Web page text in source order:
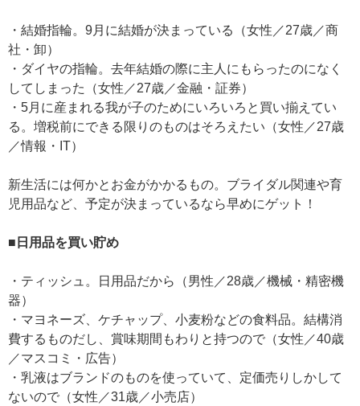
・結婚指輪。9月に結婚が決まっている（女性／27歳／商
社・卸）
・ダイヤの指輪。去年結婚の際に主人にもらったのになく
してしまった（女性／27歳／金融・証券）
・5月に産まれる我が子のためにいろいろと買い揃えてい
る。増税前にできる限りのものはそろえたい（女性／27歳
／情報・IT）
新生活には何かとお金がかかるもの。ブライダル関連や育
児用品など、予定が決まっているなら早めにゲット！
■日用品を買い貯め
・ティッシュ。日用品だから（男性／28歳／機械・精密機
器）
・マヨネーズ、ケチャップ、小麦粉などの食料品。結構消
費するものだし、賞味期間もわりと持つので（女性／40歳
／マスコミ・広告）
・乳液はブランドのものを使っていて、定価売りしかして
ないので（女性／31歳／小売店）